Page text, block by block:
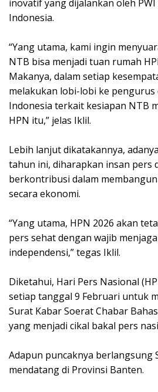
inovatif yang dijalankan oleh
Indonesia.
“Yang utama, kami ingin
NTB bisa menjadi tuan rumah
Makanya, dalam setiap
melakukan lobi-lobi ke pengurus
Indonesia terkait kesiapan NTB
HPN itu,” jelas Iklil.
Lebih lanjut dikatakannya,
tahun ini, diharapkan insan pers
berkontribusi dalam
secara ekonomi.
“Yang utama, HPN 2026 akan
pers sehat dengan wajib
independensi,” tegas Iklil.
Diketahui, Hari Pers Nasional
setiap tanggal 9 Februari untuk
Surat Kabar Soerat Chabar
yang menjadi cikal bakal pers
Adapun puncaknya berlangsung
mendatang di Provinsi Banten.